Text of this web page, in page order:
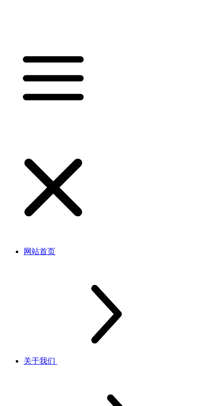
网站首页
关于我们